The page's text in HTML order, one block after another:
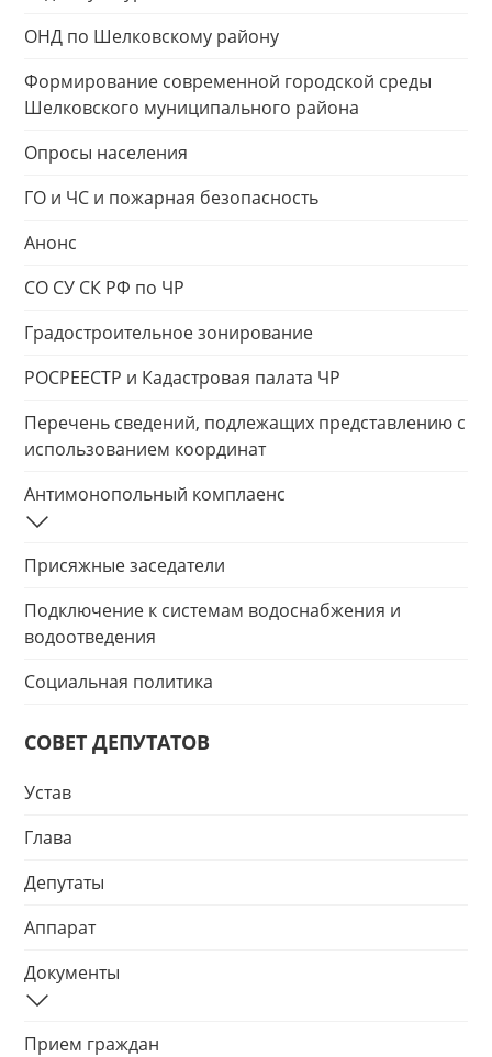
ОНД по Шелковскому району
Формирование современной городской среды
Шелковского муниципального района
Опросы населения
ГО и ЧС и пожарная безопасность
Анонс
СО СУ СК РФ по ЧР
Градостроительное зонирование
РОСРЕЕСТР и Кадастровая палата ЧР
Перечень сведений, подлежащих представлению с
использованием координат
Антимонопольный комплаенс
Присяжные заседатели
Подключение к системам водоснабжения и
водоотведения
Социальная политика
СОВЕТ ДЕПУТАТОВ
Устав
Глава
Депутаты
Аппарат
Документы
Прием граждан